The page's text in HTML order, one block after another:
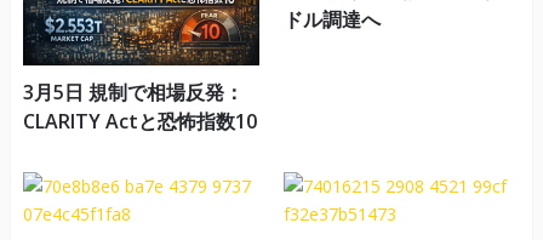
3月5日 規制で相場反発：
CLARITY Actと恐怖指数10
ドル調達へ